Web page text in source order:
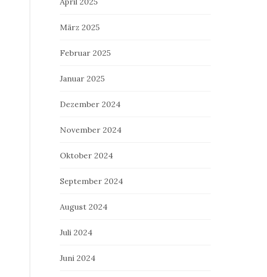
März 2025
Februar 2025
Januar 2025
Dezember 2024
November 2024
Oktober 2024
September 2024
August 2024
Juli 2024
Juni 2024